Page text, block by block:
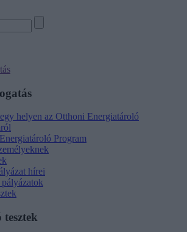
helyen az Otthoni Energiatároló
Program
hírei